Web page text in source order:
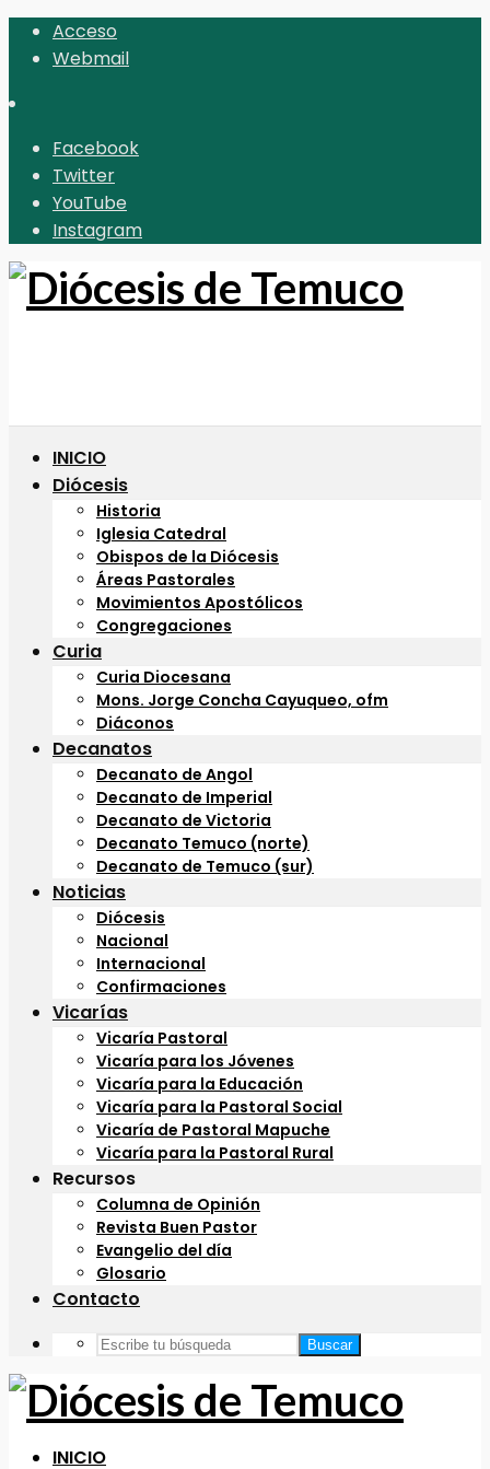
Acceso
Webmail
Facebook
Twitter
YouTube
Instagram
INICIO
Diócesis
Historia
Iglesia Catedral
Obispos de la Diócesis
Áreas Pastorales
Movimientos Apostólicos
Congregaciones
Curia
Curia Diocesana
Mons. Jorge Concha Cayuqueo, ofm
Diáconos
Decanatos
Decanato de Angol
Decanato de Imperial
Decanato de Victoria
Decanato Temuco (norte)
Decanato de Temuco (sur)
Noticias
Diócesis
Nacional
Internacional
Confirmaciones
Vicarías
Vicaría Pastoral
Vicaría para los Jóvenes
Vicaría para la Educación
Vicaría para la Pastoral Social
Vicaría de Pastoral Mapuche
Vicaría para la Pastoral Rural
Recursos
Columna de Opinión
Revista Buen Pastor
Evangelio del día
Glosario
Contacto
Buscar
INICIO